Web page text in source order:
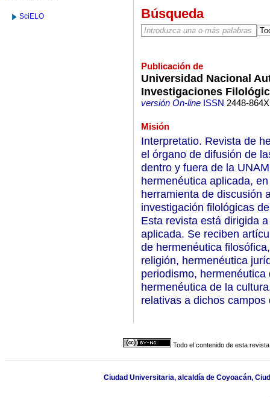
SciELO Búsqueda
Publicación de
Universidad Nacional
Investigaciones
versión On-lineISSN 2448-864X
Misión
Interpretatio. Revista de
el órgano de difusión de
dentro y fuera de la
hermenéutica aplicada,
herramienta de discusión
investigación filológicas
Esta revista está dirigida
aplicada. Se reciben
de hermenéutica
religión, hermenéutica
periodismo,
hermenéutica de la
relativas a dichos
Todo el contenido de esta
Ciudad Universitaria, alcaldía de Coyoacán,